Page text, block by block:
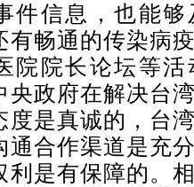
件信息，也能
有畅通的传染病
院院长论坛等
央政府在解决台
度是真诚的，台
通合作渠道是充
利是有保障的。